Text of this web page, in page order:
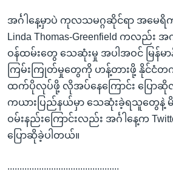
အင်္ဂါနေ့မှာပဲ ကုလသမဂ္ဂဆိုင်ရာ အမေ
Linda Thomas-Greenfield ကလည်း
ဝန်ထမ်းတွေ သေဆုံးမှု အပါအဝင် မြန်
ကြမ်းကြုတ်မှုတွေကို ဟန့်တားဖို့ နိုင်ငံတ
ထက်ပိုလုပ်ဖို့ လိုအပ်နေကြောင်း ပြော
ကယားပြည်နယ်မှာ သေဆုံးခဲ့ရသူတွေနဲ့
ဝမ်းနည်းကြောင်းလည်း အင်္ဂါနေ့က
ပြောဆိုခဲ့ပါတယ်။
..............................................